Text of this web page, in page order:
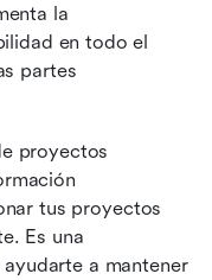
la
en todo el
partes
proyectos
tus proyectos
Es una
a mantener